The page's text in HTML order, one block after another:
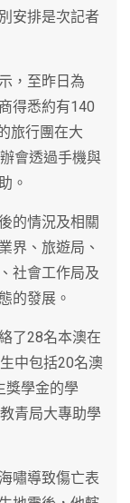
安排是次記者
，至昨日為
得悉約有140
旅行團在大
會透過手機與
。
的情況及相關
界、旅遊局、
社會工作局及
的發展。
了28名本澳在
中包括20名澳
獎學金的學
青局大專助學
嘯導致傷亡表